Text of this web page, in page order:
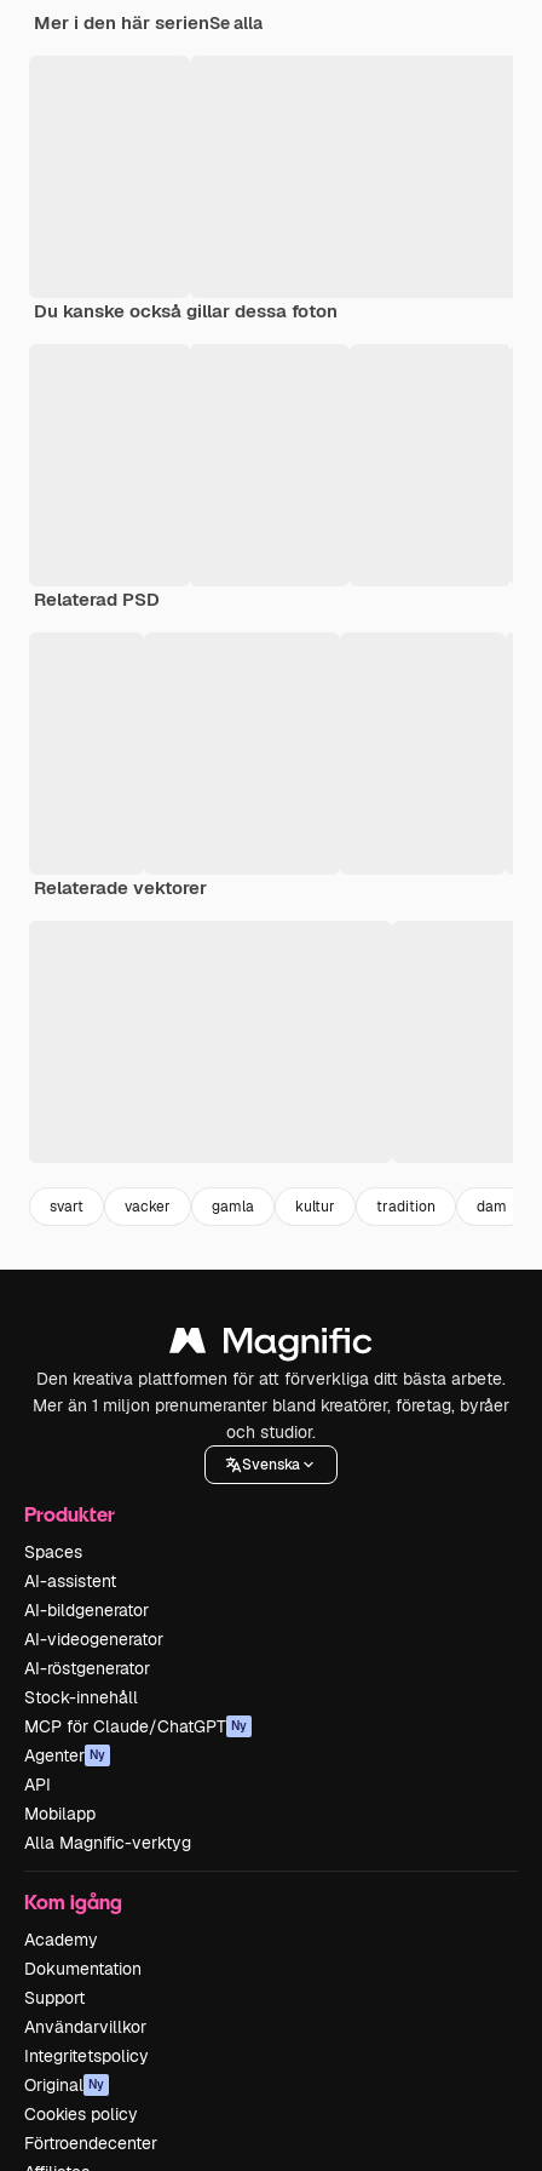
Mer i den här serienSe alla
Du kanske också gillar dessa foton
Relaterad PSD
Relaterade vektorer
svart vacker gamla kultur tradition dam
Den kreativa plattformen för att förverkliga ditt bästa arbete.
Mer än 1 miljon prenumeranter bland kreatörer, företag, byråer
och studior.
Svenska
Produkter
Spaces
AI-assistent
AI-bildgenerator
AI-videogenerator
AI-röstgenerator
Stock-innehåll
MCP för Claude/ChatGPT Ny
Agenter Ny
API
Mobilapp
Alla Magnific-verktyg
Kom igång
Academy
Dokumentation
Support
Användarvillkor
Integritetspolicy
Original Ny
Cookies policy
Förtroendecenter